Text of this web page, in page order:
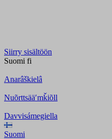
Siirry sisältöön
Suomi fi
Anarâškielâ
Nuõrttsääʹmǩiõll
Davvisámegiella
Suomi